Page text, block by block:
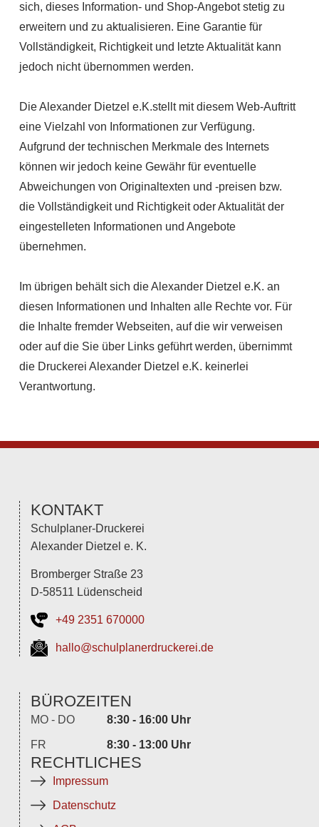
sich, dieses Information- und Shop-Angebot stetig zu
erweitern und zu aktualisieren. Eine Garantie für
Vollständigkeit, Richtigkeit und letzte Aktualität kann
jedoch nicht übernommen werden.
Die Alexander Dietzel e.K.stellt mit diesem Web-Auftritt
eine Vielzahl von Informationen zur Verfügung.
Aufgrund der technischen Merkmale des Internets
können wir jedoch keine Gewähr für eventuelle
Abweichungen von Originaltexten und -preisen bzw.
die Vollständigkeit und Richtigkeit oder Aktualität der
eingestelleten Informationen und Angebote
übernehmen.
Im übrigen behält sich die Alexander Dietzel e.K. an
diesen Informationen und Inhalten alle Rechte vor. Für
die Inhalte fremder Webseiten, auf die wir verweisen
oder auf die Sie über Links geführt werden, übernimmt
die Druckerei Alexander Dietzel e.K. keinerlei
Verantwortung.
KONTAKT
Schulplaner-Druckerei
Alexander Dietzel e. K.
Bromberger Straße 23
D-58511 Lüdenscheid
+49 2351 670000
hallo@schulplanerdruckerei.de
BÜROZEITEN
MO - DO 8:30 - 16:00 Uhr
FR 8:30 - 13:00 Uhr
RECHTLICHES
Impressum
Datenschutz